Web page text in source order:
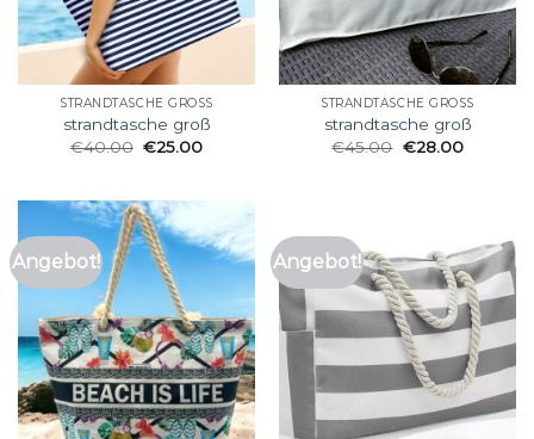
STRANDTASCHE GROSS
strandtasche groß
€40.00 €25.00
STRANDTASCHE GROSS
strandtasche groß
€45.00 €28.00
Angebot! Angebot!